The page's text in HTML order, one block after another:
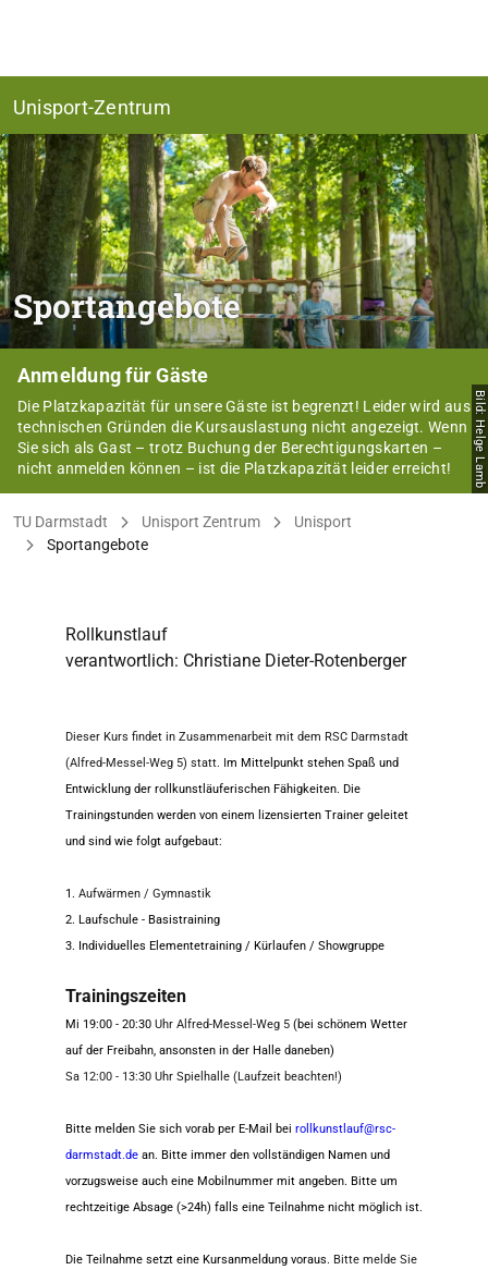
Unisport-Zentrum
Sportangebote
Anmeldung für Gäste
Die Platzkapazität für unsere Gäste ist begrenzt! Leider wird aus
technischen Gründen die Kursauslastung nicht angezeigt. Wenn
Sie sich als Gast – trotz Buchung der Berechtigungskarten –
nicht anmelden können – ist die Platzkapazität leider erreicht!
Bild: Helge Lamb
Sie befinden sich hier:
TU Darmstadt Unisport Zentrum
Unisport
Sportangebote
Rollkunstlauf
verantwortlich: Christiane Dieter-Rotenberger
Dieser Kurs findet in Zusammenarbeit mit dem RSC Darmstadt
(Alfred-Messel-Weg 5) statt. I m Mittelpunkt stehen Spaß und
Entwicklung der rollkunstläuferischen Fähigkeiten. Die
Trainingstunden werden von einem lizensierten Trainer geleitet
und sind wie folgt aufgebaut:
1. Aufwärmen / Gymnastik
2. Laufschule - Basistraining
3. Individuelles Elementetraining / Kürlaufen / Showgruppe
Trainingszeiten
Mi 19:00 - 20:30 Uhr Alfred-Messel-Weg 5 (bei schönem Wetter
auf der Freibahn, ansonsten in der Halle daneben)
Sa 12:00 - 13:30 Uhr Spielhalle (Laufzeit beachten!)
Bitte melden Sie sich vorab per E-Mail bei rollkunstlauf@rsc-
darmstadt.de an. Bitte immer den vollständigen Namen und
vorzugsweise auch eine Mobilnummer mit angeben. Bitte um
rechtzeitige Absage (>24h) falls eine Teilnahme nicht möglich ist.
Die Teilnahme setzt eine Kursanmeldung voraus. Bitte melde Sie